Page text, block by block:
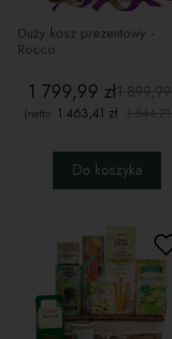
Duży kosz prezentowy -
Rocco
1 799,99 zł
(netto: 1 463,41 zł
Do koszyka